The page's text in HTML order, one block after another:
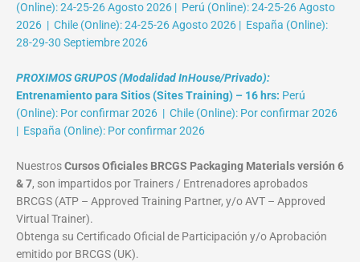
(Online): 24-25-26 Agosto 2026 | Perú (Online): 24-25-26 Agosto
2026 | Chile (Online): 24-25-26 Agosto 2026 | España (Online):
28-29-30 Septiembre 2026
PROXIMOS GRUPOS (Modalidad InHouse/Privado):
Entrenamiento para Sitios (Sites Training) – 16 hrs: Perú
(Online): Por confirmar 2026 | Chile (Online): Por confirmar 2026
| España (Online): Por confirmar 2026
NuestrosCursos Oficiales BRCGS Packaging Materials versión 6
& 7, son impartidos por Trainers / Entrenadores aprobados
BRCGS (ATP – Approved Training Partner, y/o AVT – Approved
Virtual Trainer).
Obtenga su Certificado Oficial de Participación y/o Aprobación
emitido por BRCGS (UK).